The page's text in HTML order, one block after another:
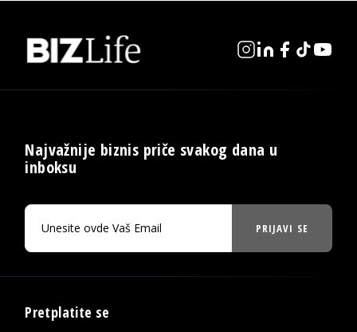
Najvažnije biznis priče svakog dana u
inboksu
PRIJAVI SE
Pretplatite se